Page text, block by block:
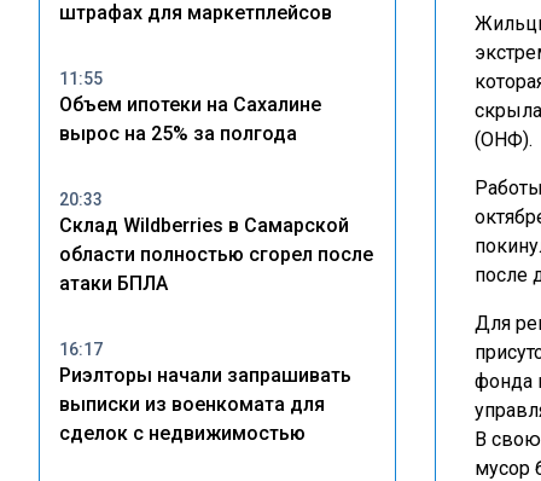
штрафах для маркетплейсов
11:55
Объем ипотеки на Сахалине
вырос на 25% за полгода
20:33
Склад Wildberries в Самарской
области полностью сгорел после
атаки БПЛА
16:17
Риэлторы начали запрашивать
выписки из военкомата для
сделок с недвижимостью
(ОНФ).
после
Для
фонда
В свою
мусор